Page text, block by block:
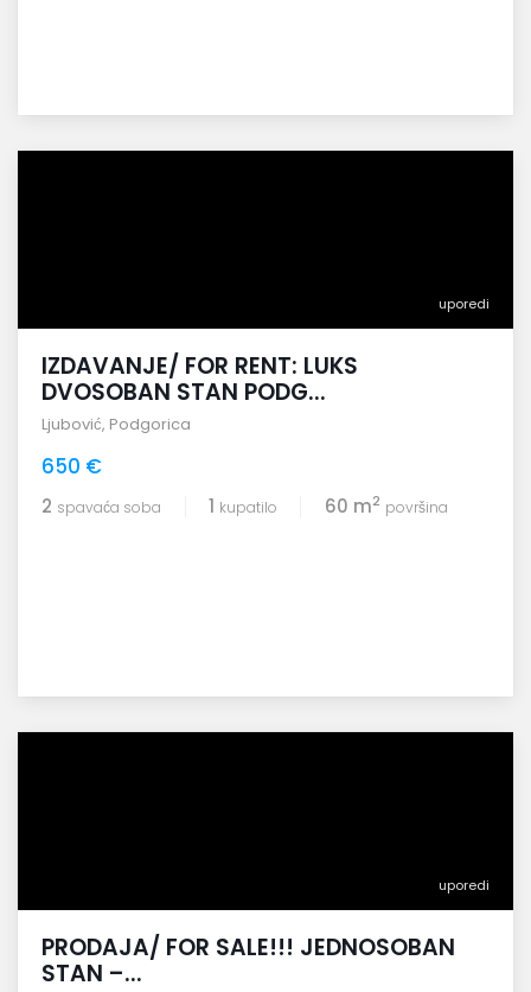
uporedi
IZDAVANJE/ FOR RENT: LUKS
DVOSOBAN STAN PODG...
Ljubović, Podgorica
650 €
2 spavaća soba 1 kupatilo 60 m2 površina
uporedi
PRODAJA/ FOR SALE!!! JEDNOSOBAN
STAN –...